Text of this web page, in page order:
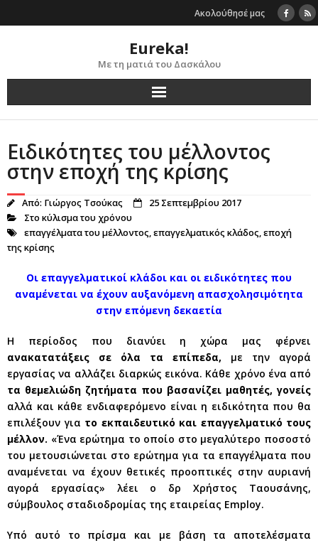
to
Ακολούθησέ μας
Eureka!
Με τη ματιά του Δασκάλου
Ειδικότητες του μέλλοντος
στην εποχή της κρίσης
Από: Γιώργος Τσούκας
25 Σεπτεμβρίου 2017
Στο κύλισμα του χρόνου
επαγγέλματα του μέλλοντος,επαγγελματικός κλάδος,εποχή
της κρίσης
Οι επαγγελματικοί κλάδοι και οι ειδικότητες που
αναμένεται να έχουν αυξανόμενη απασχολησιμότητα
στην επόμενη δεκαετία
Η περίοδος που διανύει η χώρα μας φέρνει
ανακατατάξεις σε όλα τα επίπεδα, με την αγορά
εργασίας να αλλάζει διαρκώς εικόνα. Κάθε χρόνο ένα από
τα θεμελιώδη ζητήματα που βασανίζει μαθητές, γονείς
αλλά και κάθε ενδιαφερόμενο είναι η ειδικότητα που θα
επιλέξουν για το εκπαιδευτικό και επαγγελματικό τους
μέλλον. «Ένα ερώτημα το οποίο στο μεγαλύτερο ποσοστό
του μετουσιώνεται στο ερώτημα για τα επαγγέλματα που
αναμένεται να έχουν θετικές προοπτικές στην αυριανή
αγορά εργασίας» λέει ο δρ Χρήστος Ταουσάνης,
σύμβουλος σταδιοδρομίας της εταιρείας Employ.
Υπό αυτό το πρίσμα και με βάση τα αποτελέσματα